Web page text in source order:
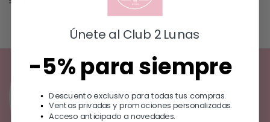
Únete al Club 2 Lunas
-5% para siempre
Descuento exclusivo para todas tus compras.
Ventas privadas y promociones personalizadas.
Acceso anticipado a novedades.